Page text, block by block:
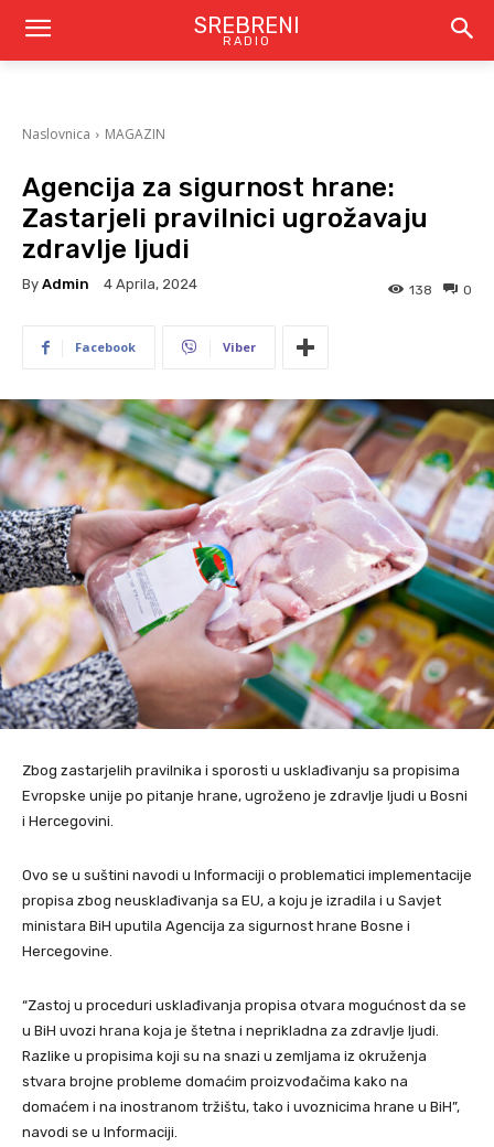
SREBRENI
RADIO
Naslovnica MAGAZIN
Agencija za sigurnost hrane:
Zastarjeli pravilnici ugrožavaju
zdravlje ljudi
By Admin 4 Aprila, 2024 0
138
Facebook Viber
Zbog zastarjelih pravilnika i sporosti u usklađivanju sa propisima
Evropske unije po pitanje hrane, ugroženo je zdravlje ljudi u Bosni
i Hercegovini.
Ovo se u suštini navodi u Informaciji o problematici implementacije
propisa zbog neusklađivanja sa EU, a koju je izradila i u Savjet
ministara BiH uputila Agencija za sigurnost hrane Bosne i
Hercegovine.
“Zastoj u proceduri usklađivanja propisa otvara mogućnost da se
u BiH uvozi hrana koja je štetna i neprikladna za zdravlje ljudi.
Razlike u propisima koji su na snazi u zemljama iz okruženja
stvara brojne probleme domaćim proizvođačima kako na
domaćem i na inostranom tržištu, tako i uvoznicima hrane u BiH”,
navodi se u Informaciji.